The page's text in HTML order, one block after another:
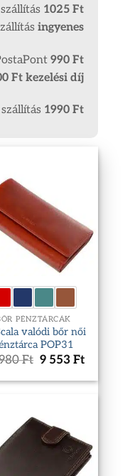
1025 Ft
ingyenes
990 Ft
Ft kezelési díj
1990 Ft
PÉNZTÁRCÁK
valódi bőr női
POP31
Ft Original
was:
9 553Ft
is: